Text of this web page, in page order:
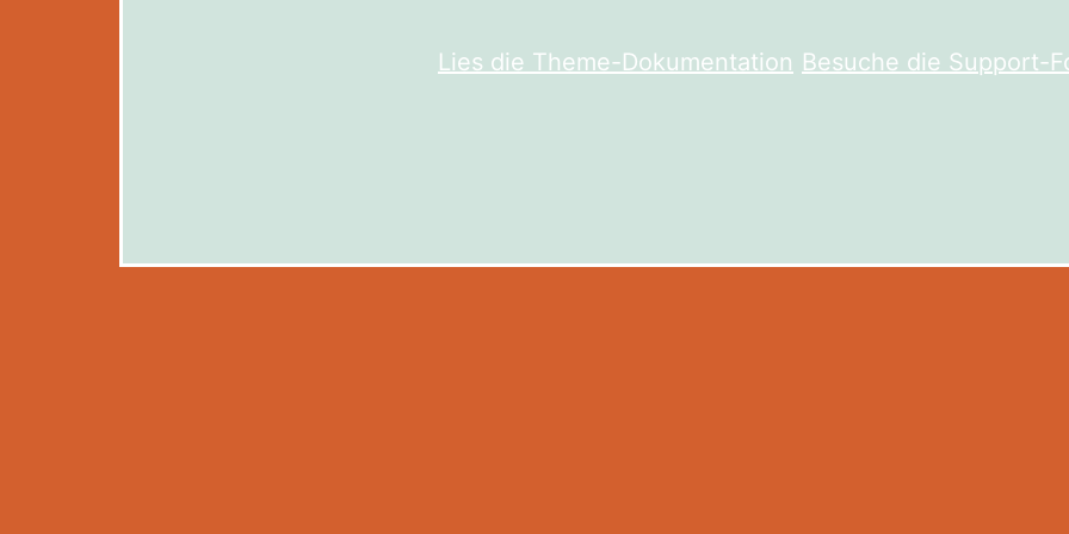
Lies die Theme-Dokumentation Besuche die Support-